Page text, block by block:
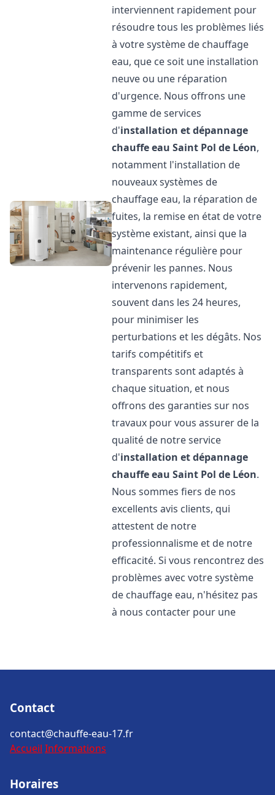
interviennent rapidement pour
résoudre tous les problèmes liés
à votre système de chauffage
eau, que ce soit une installation
neuve ou une réparation
d'urgence. Nous offrons une
gamme de services
d'installation et dépannage
chauffe eau Saint Pol de Léon,
notamment l'installation de
nouveaux systèmes de
chauffage eau, la réparation de
fuites, la remise en état de votre
système existant, ainsi que la
maintenance régulière pour
prévenir les pannes. Nous
intervenons rapidement,
souvent dans les 24 heures,
pour minimiser les
perturbations et les dégâts. Nos
tarifs compétitifs et
transparents sont adaptés à
chaque situation, et nous
offrons des garanties sur nos
travaux pour vous assurer de la
qualité de notre service
d'installation et dépannage
chauffe eau Saint Pol de Léon.
Nous sommes fiers de nos
excellents avis clients, qui
attestent de notre
professionnalisme et de notre
efficacité. Si vous rencontrez des
problèmes avec votre système
de chauffage eau, n'hésitez pas
à nous contacter pour une
Contact
contact@chauffe-eau-17.fr
Accueil Informations
Horaires